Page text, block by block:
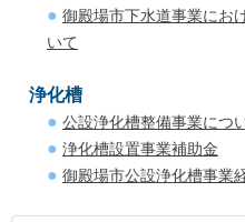
御殿場市下水道事業にお
いて
浄化槽
公設浄化槽整備事業につ
浄化槽設置事業補助金
御殿場市公設浄化槽事業